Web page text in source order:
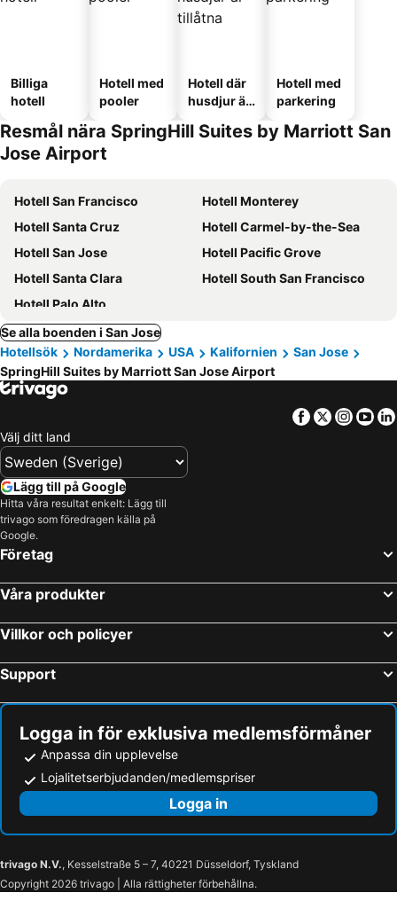
Billiga
hotell
Hotell med
pooler
Hotell där
husdjur är
Hotell med
parkering
Resmål nära SpringHill Suites by Marriott San
Jose Airport
Hotell San Francisco
Hotell Monterey
Hotell Santa Cruz
Hotell Carmel-by-the-Sea
Hotell San Jose
Hotell Pacific Grove
Hotell Santa Clara
Hotell South San Francisco
Hotell Palo Alto
Se alla boenden i San Jose
Hotellsök
Nordamerika USA Kalifornien
San Jose
SpringHill Suites by Marriott San Jose Airport
Facebook
Twitter
Välj ditt land
Lägg till på Google
Hitta våra resultat enkelt: Lägg till
trivago som föredragen källa på
Google.
Företag
Våra produkter
Villkor och policyer
Support
Logga in för exklusiva medlemsförmåner
Anpassa din upplevelse
Lojalitetserbjudanden/medlemspriser
Logga in
trivago N.V., Kesselstraße 5 – 7, 40221 Düsseldorf, Tyskland
Copyright 2026 trivago | Alla rättigheter förbehållna.